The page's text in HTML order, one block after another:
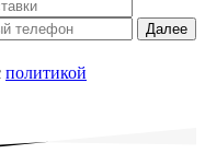
Далее
политикой